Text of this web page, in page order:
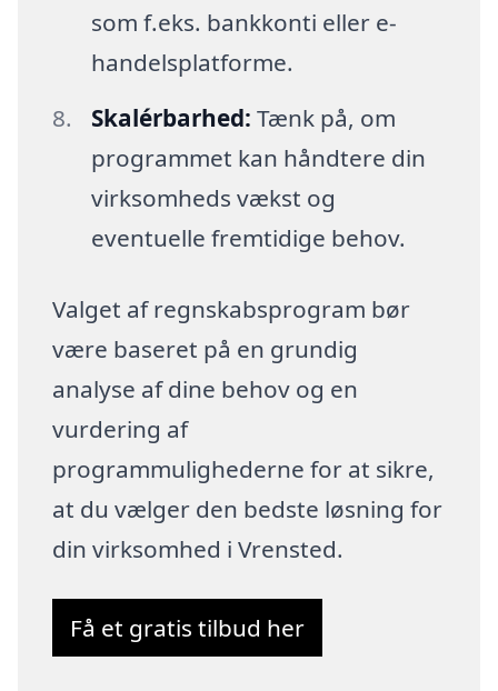
som f.eks. bankkonti eller e-
handelsplatforme.
Skalérbarhed: Tænk på, om
programmet kan håndtere din
virksomheds vækst og
eventuelle fremtidige behov.
Valget af regnskabsprogram bør
være baseret på en grundig
analyse af dine behov og en
vurdering af
programmulighederne for at sikre,
at du vælger den bedste løsning for
din virksomhed i Vrensted.
Få et gratis tilbud her